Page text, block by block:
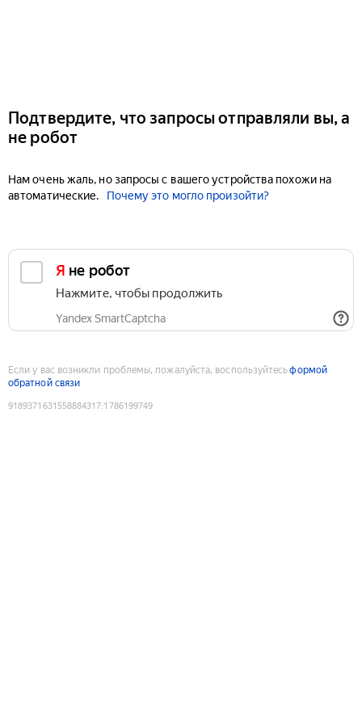
Подтвердите, что запросы отправляли вы, а
не робот
Нам очень жаль, но запросы с вашего устройства похожи на
автоматические.
Почему это могло произойти?
Я не робот
Нажмите, чтобы продолжить
Yandex SmartCaptcha
Если у вас возникли проблемы, пожалуйста, воспользуйтесьформой
обратной связи
9189371631558884317:1786199749